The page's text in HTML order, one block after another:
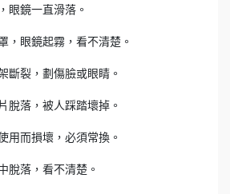
眼鏡一直滑落。
，眼鏡起霧，看不清楚。
斷裂，劃傷臉或眼睛。
脫落，被人踩踏壞掉。
用而損壞，必須常換。
脫落，看不清楚。